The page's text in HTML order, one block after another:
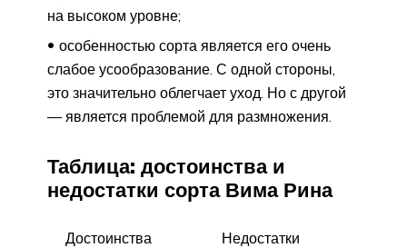
на высоком уровне;
особенностью сорта является его очень
слабое усообразование. С одной стороны,
это значительно облегчает уход. Но с другой
— является проблемой для размножения.
Таблица: достоинства и
недостатки сорта Вима Рина
Достоинства Недостатки